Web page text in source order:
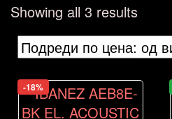
Showing all 3 resultsSorted
by
price:
to
low
-18%